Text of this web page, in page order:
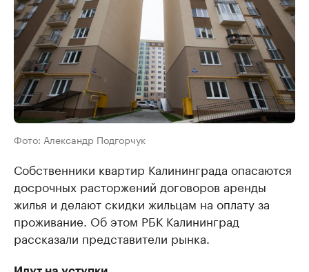
Фото: Александр Подгорчук
Собственники квартир Калининграда опасаются
досрочных расторжений договоров аренды
жилья и делают скидки жильцам на оплату за
проживание. Об этом РБК Калининград
рассказали представители рынка.